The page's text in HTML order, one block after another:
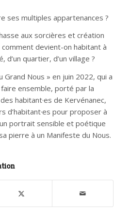
ses multiples appartenances ?
aux sorcières et création
devient-on habitant à
d’un quartier, d’un village ?
Grand Nous » en juin 2022, qui a
ensemble, porté par la
habitant·es de Kervénanec,
d’habitant·es pour proposer à
portrait sensible et poétique
pierre à un Manifeste du Nous.